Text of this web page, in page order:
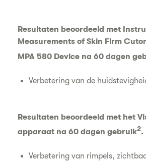
Resultaten beoordeeld met
Measurements of Skin Firm
MPA 580 Device na 60 dagen
Verbetering van de
Resultaten beoordeeld met het
apparaat na 60 dagen gebruik2.
Verbetering van rimpels,